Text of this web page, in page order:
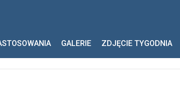
GALERIE ZDJĘCIE TYGODNIA
Manitou.